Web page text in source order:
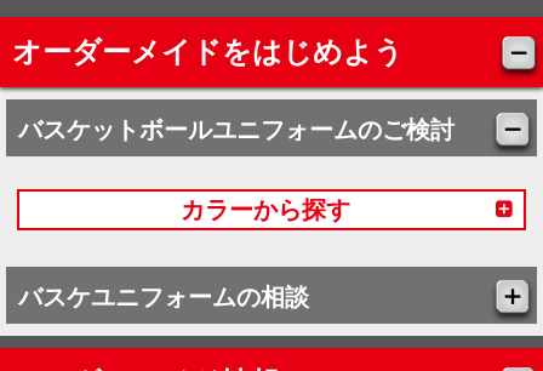
オーダーメイドをはじめよう
バスケットボールユニフォームのご検討
カラーから探す
バスケユニフォームの相談